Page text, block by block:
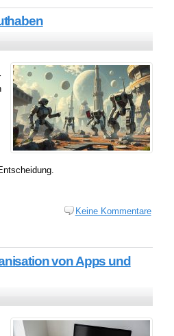
Keine Kommentare
von Apps und